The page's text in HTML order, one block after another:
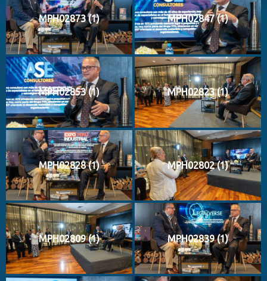
MPH02873 (1) MPH02847 (1)
MPH02853 (1) MPH02823 (1)
MPH02828 (1) MPH02802 (1)
MPH02809 (1) MPH02839 (1)